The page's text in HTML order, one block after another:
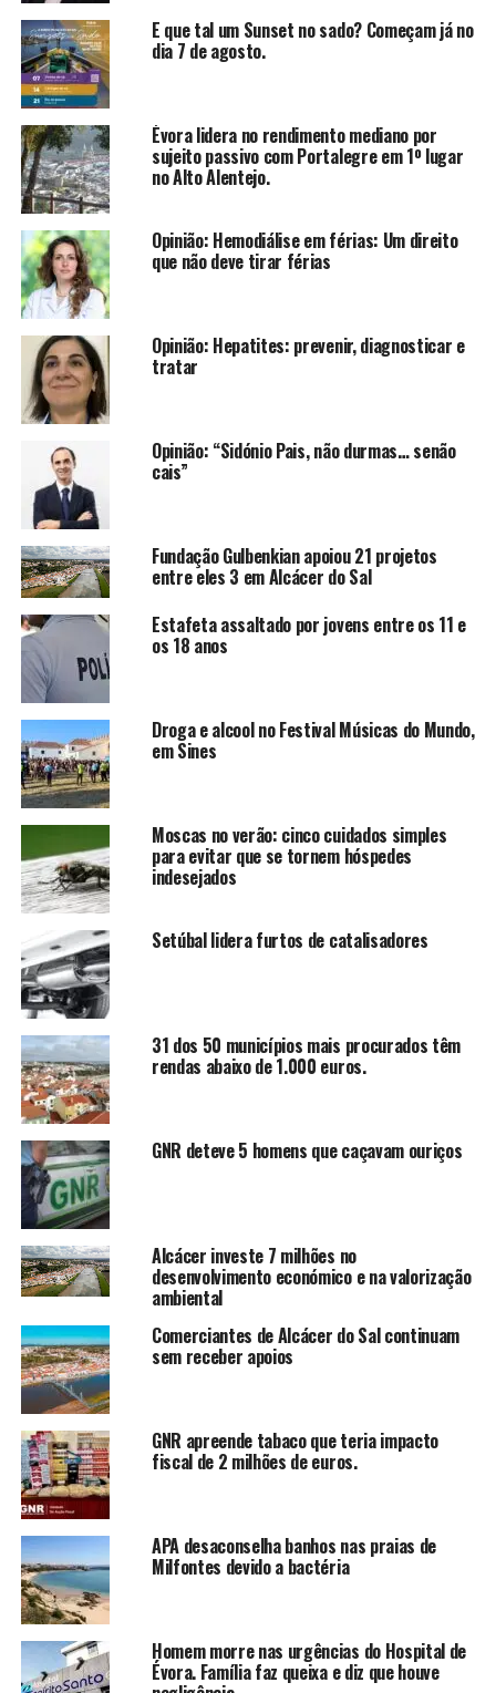
E que tal um Sunset no sado? Começam já no
dia 7 de agosto.
Évora lidera no rendimento mediano por
sujeito passivo com Portalegre em 1º lugar
no Alto Alentejo.
Opinião: Hemodiálise em férias: Um direito
que não deve tirar férias
Opinião: Hepatites: prevenir, diagnosticar e
tratar
Opinião: “Sidónio Pais, não durmas… senão
cais”
Fundação Gulbenkian apoiou 21 projetos
entre eles 3 em Alcácer do Sal
Estafeta assaltado por jovens entre os 11 e
os 18 anos
Droga e alcool no Festival Músicas do Mundo,
em Sines
Moscas no verão: cinco cuidados simples
para evitar que se tornem hóspedes
indesejados
Setúbal lidera furtos de catalisadores
31 dos 50 municípios mais procurados têm
rendas abaixo de 1.000 euros.
GNR deteve 5 homens que caçavam ouriços
Alcácer investe 7 milhões no
desenvolvimento económico e na valorização
ambiental
Comerciantes de Alcácer do Sal continuam
sem receber apoios
GNR apreende tabaco que teria impacto
fiscal de 2 milhões de euros.
APA desaconselha banhos nas praias de
Milfontes devido a bactéria
Homem morre nas urgências do Hospital de
Évora. Família faz queixa e diz que houve